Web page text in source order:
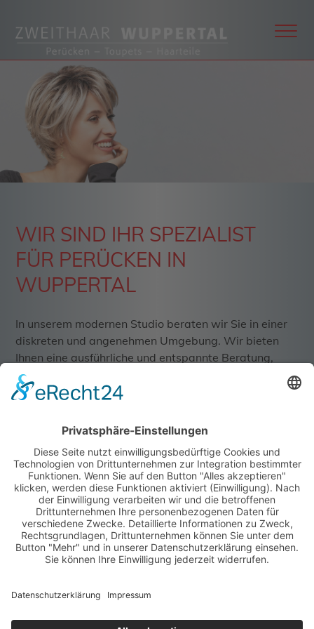
WIR SIND IHR SPEZIALIST
FÜR PERÜCKEN IN
WUPPERTAL
In unserem modernen Studio beraten wir Sie in einer
diskreten und angenehmen Umgebung. Wir bieten
Ihnen eine ausführliche und entspannte Beratung,
damit Sie einen Haarersatz erhalten, der Ihren
persönlichen Vorstellungen an Komfort und Stil
Auswahl an Perücken aus unterschiedlichen Fasern
wie Echthaar, europäischem Echthaar, Kunsthaar und
Mischfasern.
Damit die Versorgung für Sie so unkompliziert wie
möglich ist übernehmen wir für Sie die gesamte
Abwicklung mit der Krankenkasse.
Professionelle Beratung von unseren
Qualitative Perücken in allen Preissegmenten
Abrechnung mit diversen Krankenkassen